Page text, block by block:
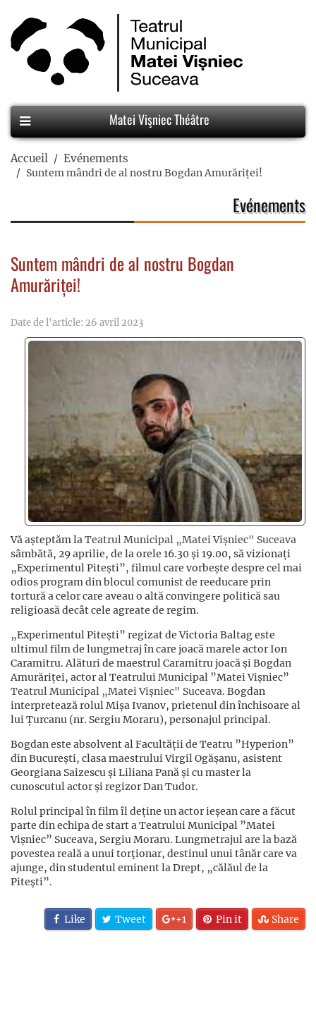
Matei Vişniec Théâtre
Accueil Evénements
Suntem mândri de al nostru Bogdan Amurăriței!
Evénements
Suntem mândri de al nostru Bogdan
Amurăriței!
Date de l'article: 26 avril 2023
Vă așteptăm laTeatrul Municipal „Matei Vișniec" Suceava
sâmbătă, 29 aprilie, de la orele 16.30 și 19.00, să vizionați
„Experimentul Pitești”, filmul care vorbește despre cel mai
odios program din blocul comunist de reeducare prin
tortură a celor care aveau o altă convingere politică sau
religioasă decât cele agreate de regim.
„Experimentul Pitești” regizat de Victoria Baltag este
ultimul film de lungmetraj în care joacă marele actor Ion
Caramitru. Alături de maestrul Caramitru joacă și Bogdan
Amurăriței, actor al Teatrului Municipal ”Matei Vișniec”
Teatrul Municipal „Matei Vișniec" Suceava. Bogdan
interpretează rolul Mișa Ivanov, prietenul din închisoare al
lui Țurcanu (nr. Sergiu Moraru), personajul principal.
Bogdan este absolvent al Facultății de Teatru ”Hyperion”
din București, clasa maestrului Virgil Ogășanu, asistent
Georgiana Saizescu și Liliana Pană și cu master la
cunoscutul actor și regizor Dan Tudor.
Rolul principal în film îl deține un actor ieșean care a făcut
parte din echipa de start a Teatrului Municipal ”Matei
Vișniec” Suceava, Sergiu Moraru. Lungmetrajul are la bază
povestea reală a unui torţionar, destinul unui tânăr care va
ajunge, din studentul eminent la Drept, „călăul de la
Piteşti”.
Like Tweet +1 Pin it Share